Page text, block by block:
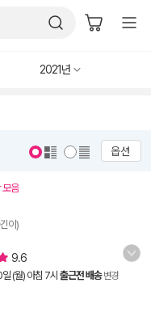
2021년
옵션
모음
이)
9.6
(월) 아침 7시 출근전 배송 변경